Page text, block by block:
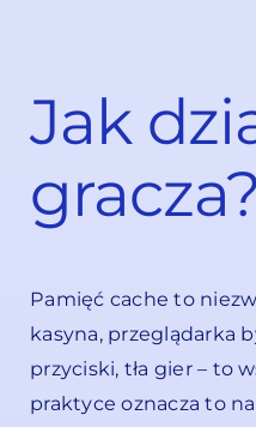
Jak
gracza?
Pamięć cache to
kasyna, przeglądarka
przyciski, tła gier – to
praktyce oznacza to